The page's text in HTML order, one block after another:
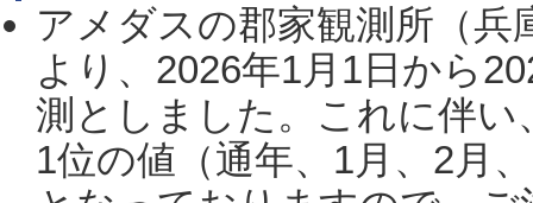
アメダスの郡家観測所（
より、2026年1月1日から
測としました。これに伴い
1位の値（通年、1月、2月